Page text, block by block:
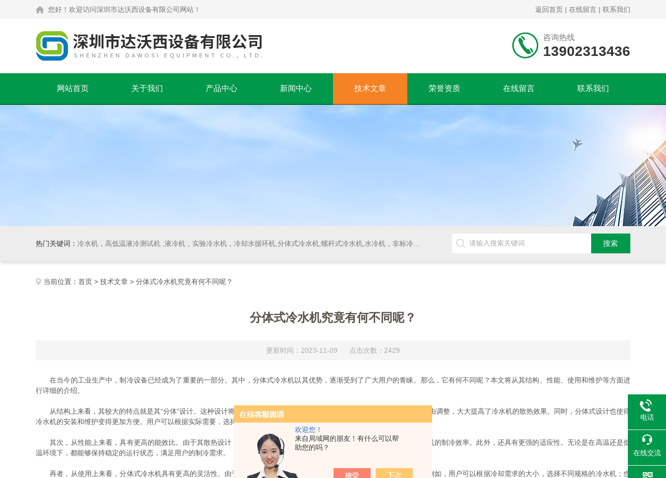
欢迎您！
来自局域网的朋友！有什么可以帮
助您的吗？
您好！欢迎访问深圳市达沃西设备有限公司网站！ 返回首页 | 在线留言 | 联系我们
咨询热线
13902313436
网站首页 关于我们 产品中心 新闻中心 技术文章 荣誉资质 在线留言 联系我们
热门关键词： 冷水机，高低温液冷测试机 ,液冷机，实验冷水机，冷却水循环机,分体式冷水机,螺杆式冷水机,水冷机，非标冷水机
当前位置： 首页 > 技术文章 > 分体式冷水机究竟有何不同呢？
分体式冷水机究竟有何不同呢？
更新时间：2023-11-09 点击次数：2429
在当今的工业生产中，制冷设备已经成为了重要的一部分。其中，分体式冷水机以其优势，逐渐受到了广大用户的青睐。那么，它有何不同呢？本文将从其结构、性能、使用和维护等方面进
行详细的介绍。
从结构上来看，其较大的特点就是其“分体”设计。这种设计将冷水机的冷凝器和蒸发器分开安装，使得两者之间的距离可以自由调整，大大提高了冷水机的散热效果。同时，分体式设计也使得
冷水机的安装和维护变得更加方便。用户可以根据实际需要，选择将冷凝器安装在室内或者室外，从而更好地适应各种环境条件。
其次，从性能上来看，具有更高的能效比。由于其散热设计，在运行过程中，能够更有效地降低冷凝温度，从而提高了冷水机的制冷效率。此外，还具有更强的适应性。无论是在高温还是低
温环境下，都能够保持稳定的运行状态，满足用户的制冷需求。
再者，从使用上来看，分体式冷水机具有更高的灵活性。由于其结构的特点，可以根据用户的实际需求，进行灵活的配置。例如，用户可以根据冷却需求的大小，选择不同规格的冷水机；也
电话
在线交流